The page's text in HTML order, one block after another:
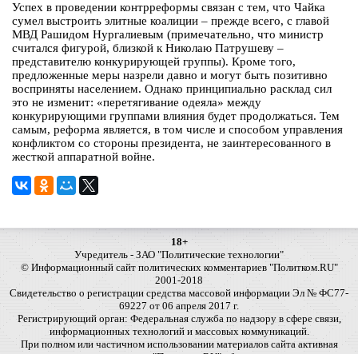
Успех в проведении контрреформы связан с тем, что Чайка
сумел выстроить элитные коалиции – прежде всего, с главой
МВД Рашидом Нургалиевым (примечательно, что министр
считался фигурой, близкой к Николаю Патрушеву –
представителю конкурирующей группы). Кроме того,
предложенные меры назрели давно и могут быть позитивно
восприняты населением. Однако принципиально расклад сил
это не изменит: «перетягивание одеяла» между
конкурирующими группами влияния будет продолжаться. Тем
самым, реформа является, в том числе и способом управления
конфликтом со стороны президента, не заинтересованного в
жесткой аппаратной войне.
18+
Учредитель - ЗАО "Политические технологии"
© Информационный сайт политических комментариев "Политком.RU"
2001-2018
Свидетельство о регистрации средства массовой информации Эл № ФС77-
69227 от 06 апреля 2017 г.
Регистрирующий орган: Федеральная служба по надзору в сфере связи,
информационных технологий и массовых коммуникаций.
При полном или частичном использовании материалов сайта активная